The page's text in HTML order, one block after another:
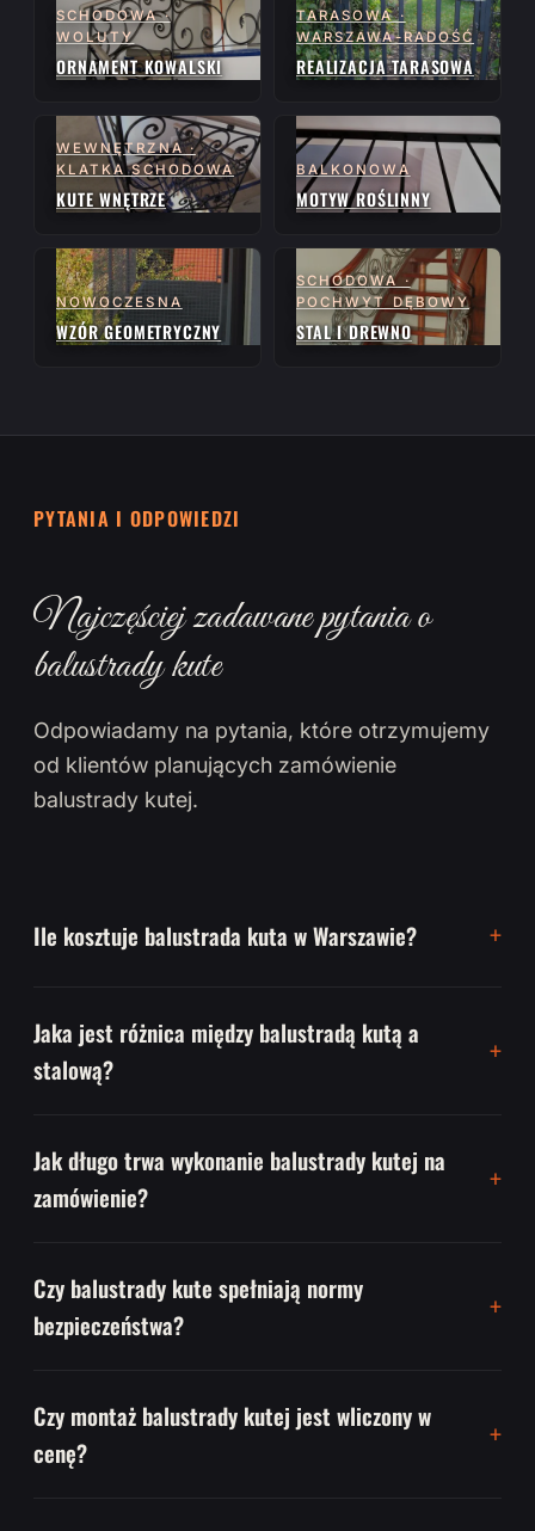
SCHODOWA ·
WOLUTY
ORNAMENT KOWALSKI
TARASOWA ·
WARSZAWA-RADOŚĆ
REALIZACJA TARASOWA
WEWNĘTRZNA ·
KLATKA SCHODOWA
KUTE WNĘTRZE
BALKONOWA
MOTYW ROŚLINNY
NOWOCZESNA
WZÓR GEOMETRYCZNY
SCHODOWA ·
POCHWYT DĘBOWY
STAL I DREWNO
PYTANIA I ODPOWIEDZI
Najczęściej zadawane pytania o
balustrady kute
Odpowiadamy na pytania, które otrzymujemy
od klientów planujących zamówienie
balustrady kutej.
Ile kosztuje balustrada kuta w Warszawie?
Jaka jest różnica między balustradą kutą a
stalową?
Jak długo trwa wykonanie balustrady kutej na
zamówienie?
Czy balustrady kute spełniają normy
bezpieczeństwa?
Czy montaż balustrady kutej jest wliczony w
cenę?